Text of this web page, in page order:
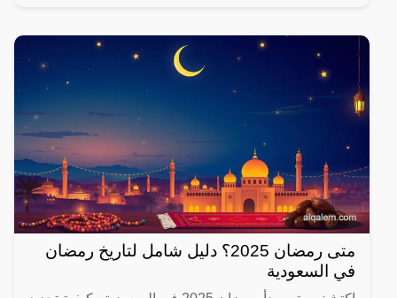
متى رمضان 2025؟ دليل شامل لتاريخ رمضان
في السعودية